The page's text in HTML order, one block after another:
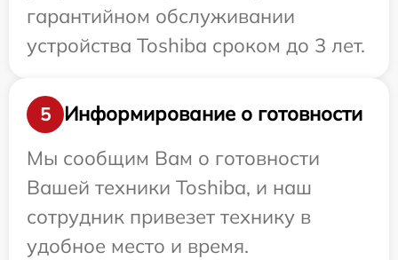
гарантийном обслуживании
устройства Toshiba сроком до 3 лет.
5
Информирование о готовности
Мы сообщим Вам о готовности
Вашей техники Toshiba, и наш
сотрудник привезет технику в
удобное место и время.